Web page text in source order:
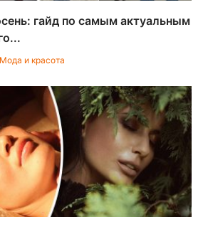
гайд по самым актуальным
Мода и красота